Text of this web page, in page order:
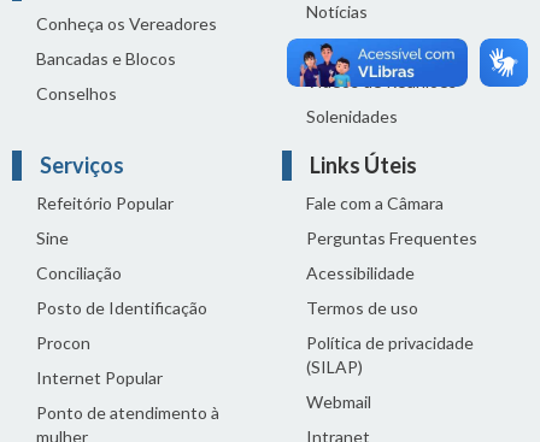
Conheça os Vereadores
Bancadas e Blocos
Conselhos
Notícias
Sala de Imprensa
Vídeos de Reuniões
Solenidades
Serviços
Refeitório Popular
Sine
Conciliação
Posto de Identificação
Procon
Internet Popular
Ponto de atendimento à
mulher
Links Úteis
Fale com a Câmara
Perguntas Frequentes
Acessibilidade
Termos de uso
Política de privacidade
(SILAP)
Webmail
Intranet